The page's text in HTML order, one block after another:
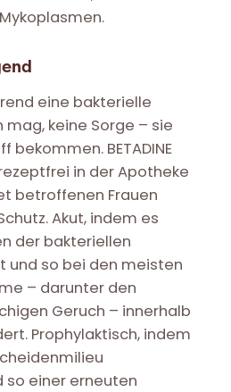
eine bakterielle
keine Sorge – sie
bekommen. BETADINE
in der Apotheke
betroffenen Frauen
Akut, indem es
der bakteriellen
und so bei den meisten
– darunter den
Geruch – innerhalb
Prophylaktisch, indem
einer erneuten